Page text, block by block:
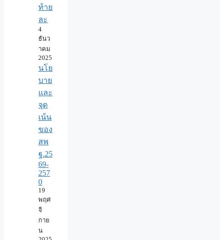
ท้าย
ละ
4
ธันว
าคม
2025
นโย
บาย
และ
จุด
เน้น
ของ
สพ
ฐ.25
69-
257
0
19
พฤศ
จิ
กาย
น